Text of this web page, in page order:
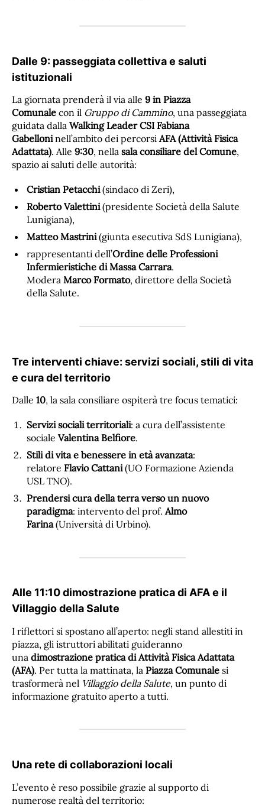
Dalle 9: passeggiata collettiva e saluti
istituzionali
La giornata prenderà il via alle 9 in Piazza
Comunale con il Gruppo di Cammino, una passeggiata
guidata dalla Walking Leader CSI Fabiana
Gabelloninell’ambito dei percorsiAFA (Attività Fisica
Adattata). Alle 9:30, nella sala consiliare del Comune,
spazio ai saluti delle autorità:
Cristian Petacchi(sindaco di Zeri),
Roberto Valettini(presidente Società della Salute
Lunigiana),
Matteo Mastrini(giunta esecutiva SdS Lunigiana),
rappresentanti dell’Ordine delle Professioni
Infermieristiche di Massa Carrara.
Modera Marco Formato, direttore della Società
della Salute.
Tre interventi chiave: servizi sociali, stili di vita
e cura del territorio
Dalle 10, la sala consiliare ospiterà tre focus tematici:
Servizi sociali territoriali: a cura dell’assistente
sociale Valentina Belfiore.
Stili di vita e benessere in età avanzata:
relatore Flavio Cattani(UO Formazione Azienda
USL TNO).
Prendersi cura della terra verso un nuovo
paradigma: intervento del prof.Almo
Farina(Università di Urbino).
Alle 11:10 dimostrazione pratica di AFA e il
Villaggio della Salute
I riflettori si spostano all’aperto: negli stand allestiti in
piazza, gli istruttori abilitati guideranno
una dimostrazione pratica di Attività Fisica Adattata
(AFA). Per tutta la mattinata, la Piazza Comunale si
trasformerà nel Villaggio della Salute, un punto di
informazione gratuito aperto a tutti.
Una rete di collaborazioni locali
L’evento è reso possibile grazie al supporto di
numerose realtà del territorio: